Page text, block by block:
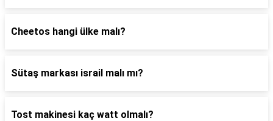
Cheetos hangi ülke malı?
Sütaş markası israil malı mı?
Tost makinesi kaç watt olmalı?